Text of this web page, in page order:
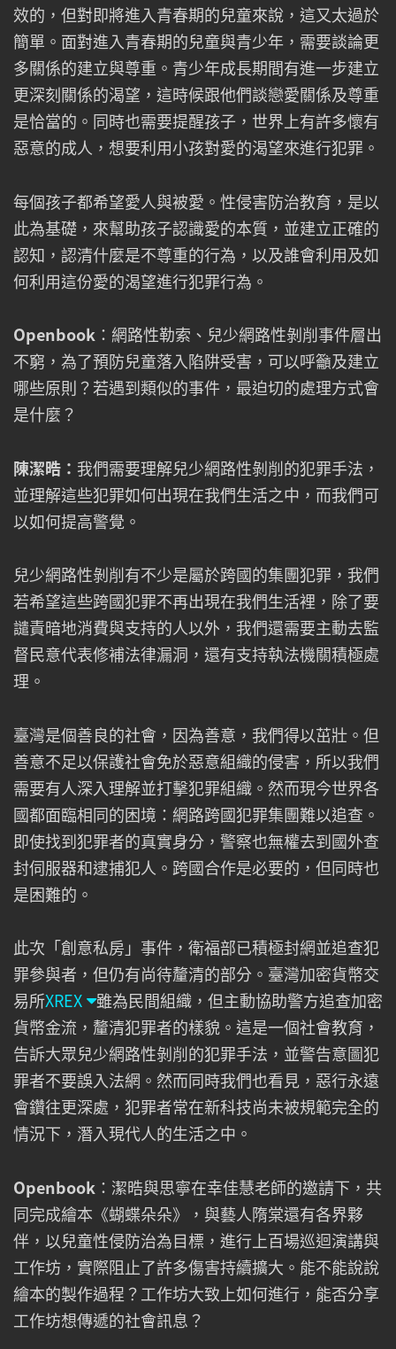
效的，但對即將進入青春期的兒童來說，這又太過於
簡單。面對進入青春期的兒童與青少年，需要談論更
多關係的建立與尊重。青少年成長期間有進一步建立
更深刻關係的渴望，這時候跟他們談戀愛關係及尊重
是恰當的。同時也需要提醒孩子，世界上有許多懷有
惡意的成人，想要利用小孩對愛的渴望來進行犯罪。
每個孩子都希望愛人與被愛。性侵害防治教育，是以
此為基礎，來幫助孩子認識愛的本質，並建立正確的
認知，認清什麼是不尊重的行為，以及誰會利用及如
何利用這份愛的渴望進行犯罪行為。
Openbook ：網路性勒索、兒少網路性剝削事件層出
不窮，為了預防兒童落入陷阱受害，可以呼籲及建立
哪些原則？若遇到類似的事件，最迫切的處理方式會
是什麼？
陳潔晧： 我們需要理解兒少網路性剝削的犯罪手法，
並理解這些犯罪如何出現在我們生活之中，而我們可
以如何提高警覺。
兒少網路性剝削有不少是屬於跨國的集團犯罪，我們
若希望這些跨國犯罪不再出現在我們生活裡，除了要
譴責暗地消費與支持的人以外，我們還需要主動去監
督民意代表修補法律漏洞，還有支持執法機關積極處
理。
臺灣是個善良的社會，因為善意，我們得以茁壯。但
善意不足以保護社會免於惡意組織的侵害，所以我們
需要有人深入理解並打擊犯罪組織。然而現今世界各
國都面臨相同的困境：網路跨國犯罪集團難以追查。
即使找到犯罪者的真實身分，警察也無權去到國外查
封伺服器和逮捕犯人。跨國合作是必要的，但同時也
是困難的。
此次「創意私房」事件，衛福部已積極封網並追查犯
罪參與者，但仍有尚待釐清的部分。臺灣加密貨幣交
易所XREX
雖為民間組織，但主動協助警方追查加密
貨幣金流，釐清犯罪者的樣貌。這是一個社會教育，
告訴大眾兒少網路性剝削的犯罪手法，並警告意圖犯
罪者不要誤入法網。然而同時我們也看見，惡行永遠
會鑽往更深處，犯罪者常在新科技尚未被規範完全的
情況下，潛入現代人的生活之中。
Openbook ：潔晧與思寧在幸佳慧老師的邀請下，共
同完成繪本《蝴蝶朵朵》，與藝人隋棠還有各界夥
伴，以兒童性侵防治為目標，進行上百場巡迴演講與
工作坊，實際阻止了許多傷害持續擴大。能不能說說
繪本的製作過程？工作坊大致上如何進行，能否分享
工作坊想傳遞的社會訊息？